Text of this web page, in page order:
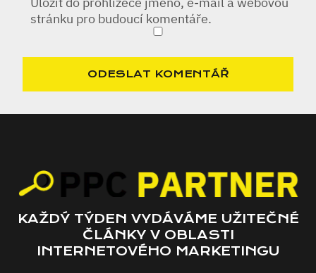
stránku pro budoucí komentáře.
KAŽDÝ TÝDEN VYDÁVÁME UŽITEČNÉ
ČLÁNKY V OBLASTI
INTERNETOVÉHO MARKETINGU